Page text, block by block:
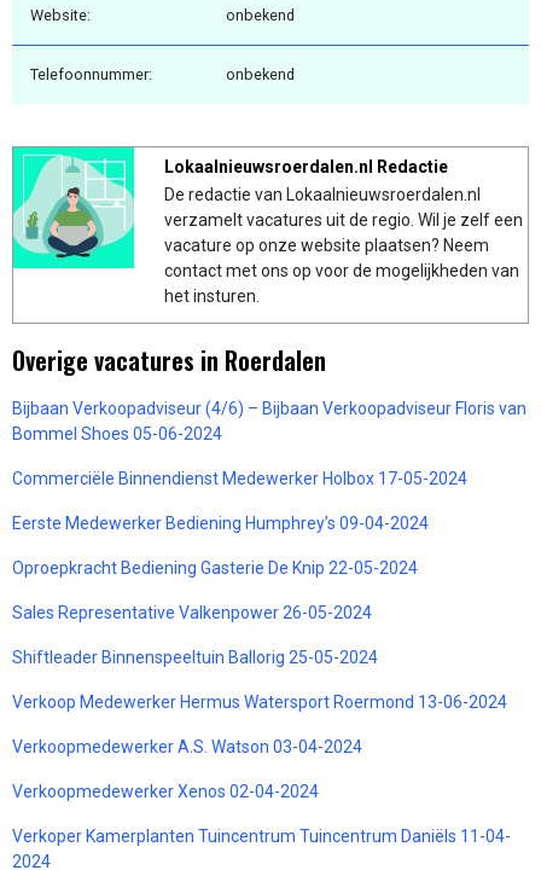
Website: onbekend
Telefoonnummer: onbekend
Lokaalnieuwsroerdalen.nl Redactie
De redactie van Lokaalnieuwsroerdalen.nl
verzamelt vacatures uit de regio. Wil je zelf een
vacature op onze website plaatsen? Neem
contact met ons op voor de mogelijkheden van
het insturen.
Overige vacatures in Roerdalen
Bijbaan Verkoopadviseur (4/6) – Bijbaan Verkoopadviseur Floris van
Bommel Shoes 05-06-2024
Commerciële Binnendienst Medewerker Holbox 17-05-2024
Eerste Medewerker Bediening Humphrey’s 09-04-2024
Oproepkracht Bediening Gasterie De Knip 22-05-2024
Sales Representative Valkenpower 26-05-2024
Shiftleader Binnenspeeltuin Ballorig 25-05-2024
Verkoop Medewerker Hermus Watersport Roermond 13-06-2024
Verkoopmedewerker A.S. Watson 03-04-2024
Verkoopmedewerker Xenos 02-04-2024
Verkoper Kamerplanten Tuincentrum Tuincentrum Daniëls 11-04-
2024